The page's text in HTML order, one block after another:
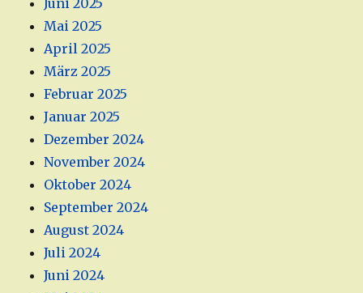
Juni 2025
Mai 2025
April 2025
März 2025
Februar 2025
Januar 2025
Dezember 2024
November 2024
Oktober 2024
September 2024
August 2024
Juli 2024
Juni 2024